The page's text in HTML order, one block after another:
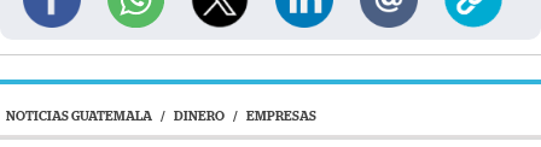
NOTICIAS GUATEMALA / DINERO / EMPRESAS